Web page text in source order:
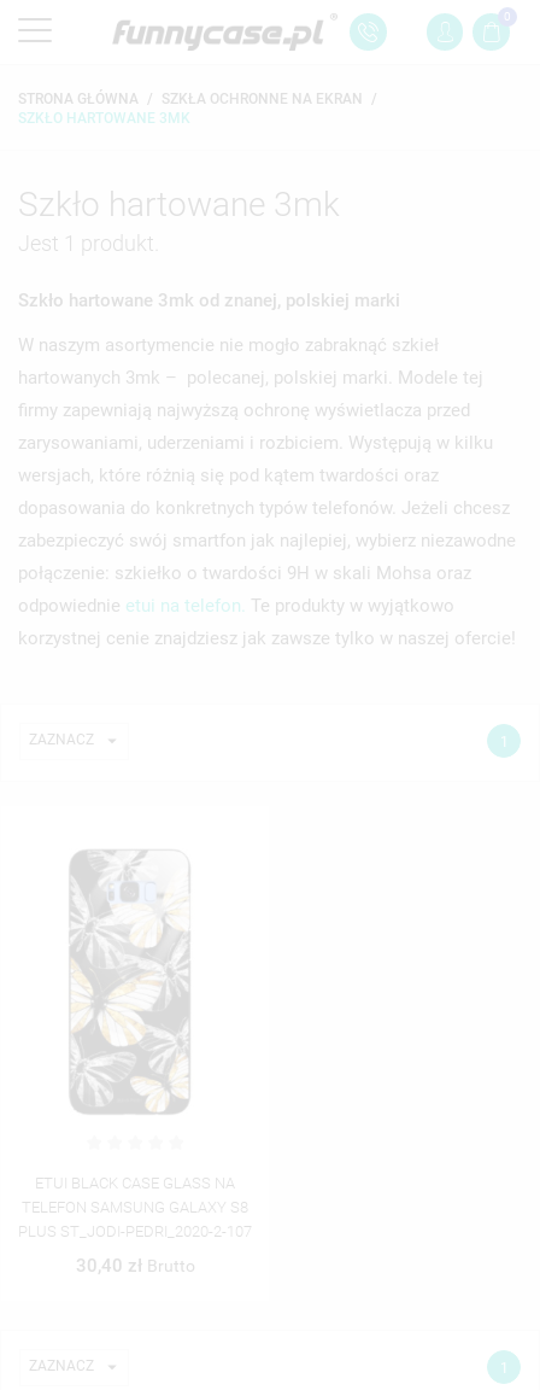
0
STRONA GŁÓWNA
SZKŁA OCHRONNE NA EKRAN
SZKŁO HARTOWANE 3MK
Szkło hartowane 3mk
Jest 1 produkt.
Szkło hartowane 3mk od znanej, polskiej marki
W naszym asortymencie nie mogło zabraknąć szkieł
hartowanych 3mk – polecanej, polskiej marki. Modele tej
firmy zapewniają najwyższą ochronę wyświetlacza przed
zarysowaniami, uderzeniami i rozbiciem. Występują w kilku
wersjach, które różnią się pod kątem twardości oraz
dopasowania do konkretnych typów telefonów. Jeżeli chcesz
zabezpieczyć swój smartfon jak najlepiej, wybierz niezawodne
połączenie: szkiełko o twardości 9H w skali Mohsa oraz
odpowiednie etui na telefon. Te produkty w wyjątkowo
korzystnej cenie znajdziesz jak zawsze tylko w naszej ofercie!
ZAZNACZ  1
ETUI BLACK CASE GLASS NA
TELEFON SAMSUNG GALAXY S8
PLUS ST_JODI-PEDRI_2020-2-107
30,40 zł Brutto
ZAZNACZ  1